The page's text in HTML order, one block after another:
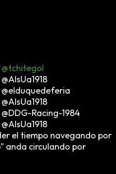
@tchitegol
Racing-1984
el tiempo navegando por
anda circulando por